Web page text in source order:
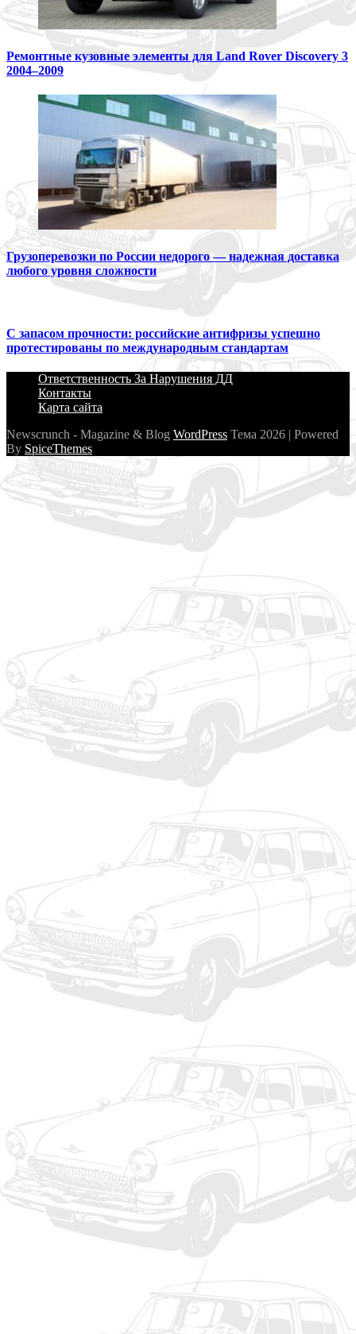
Ремонтные кузовные элементы для Land Rover Discovery 3
2004–2009
Грузоперевозки по России недорого — надежная доставка
любого уровня сложности
С запасом прочности: российские антифризы успешно
протестированы по международным стандартам
Ответственность За Нарушения ДД
Контакты
Карта сайта
Newscrunch - Magazine & Blog WordPress Тема 2026 | Powered
By SpiceThemes